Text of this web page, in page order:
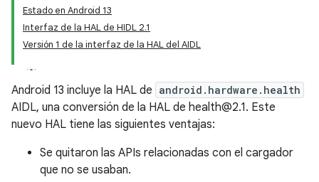
Estado en Android 13
Interfaz de la HAL de HIDL 2.1
Versión 1 de la interfaz de la HAL del AIDL
Android 13 incluye la HAL de android.hardware.health
AIDL, una conversión de la HAL de health@2.1. Este
nuevo HAL tiene las siguientes ventajas:
Se quitaron las APIs relacionadas con el cargador
que no se usaban.